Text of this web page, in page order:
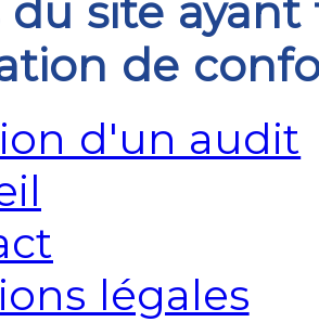
du site
de
d'un audit
légales